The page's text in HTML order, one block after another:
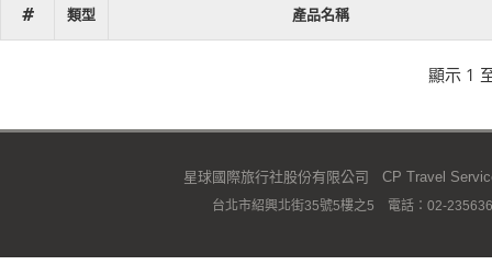
# 類型 產品名稱
顯示 1
星球國際旅行社股份有限公司 CP Travel
台北市紹興北街35號5樓之5 電話：02-